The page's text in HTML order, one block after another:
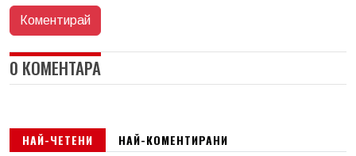
0 КОМЕНТАРА
НАЙ-ЧЕТЕНИ НАЙ-КОМЕНТИРАНИ